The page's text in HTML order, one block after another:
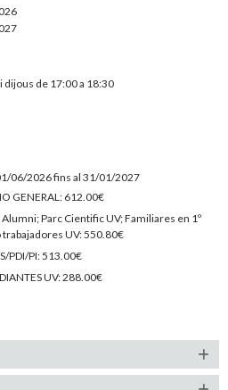
dijous de 17:00 a 18:30
06/2026 fins al 31/01/2027
GENERAL: 612.00€
Parc Cientific UV; Familiares en 1º
trabajadores UV: 550.80€
PDI/PI: 513.00€
UV: 288.00€